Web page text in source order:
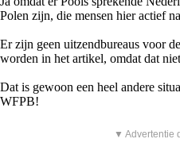
Polen zijn, die mensen hier actief
Er zijn geen uitzendbureaus voor
worden in het artikel, omdat dat
Dat is gewoon een heel andere
WFPB!
▼ Advertentie